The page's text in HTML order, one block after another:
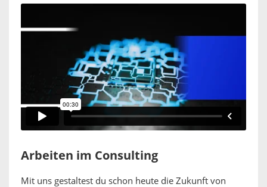
Arbeiten im Consulting
Mit uns gestaltest du schon heute die Zukunft von